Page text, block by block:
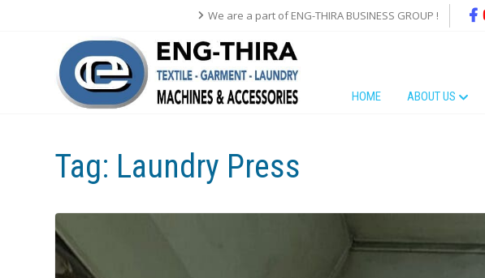
We are a part of ENG-THIRA BUSINESS GROUP !
HOME ABOUT US
Tag: Laundry Press